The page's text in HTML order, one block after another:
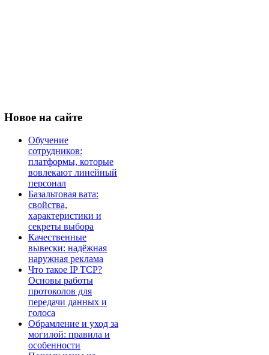
Новое на сайте
Обучение
сотрудников:
платформы, которые
вовлекают линейный
персонал
Базальтовая вата:
свойства,
характеристики и
секреты выбора
Качественные
вывески: надёжная
наружная реклама
Что такое IP TCP?
Основы работы
протоколов для
передачи данных и
голоса
Обрамление и уход за
могилой: правила и
особенности